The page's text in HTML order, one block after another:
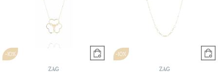
-10%
ZAG
-10%
ZAG